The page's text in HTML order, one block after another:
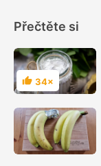
Přečtěte si
Hodnocení
34×